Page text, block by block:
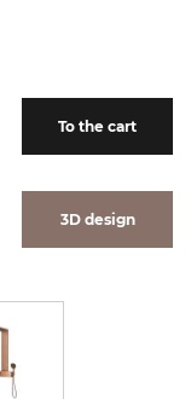
To the cart
3D design